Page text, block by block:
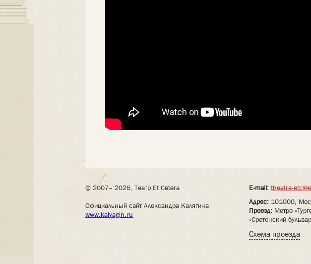
© 2007– 2026, Театр Et Cetera
Официальный сайт Александра Калягина
www.kalyagin.ru
E-mail: theatre-
Адрес: 101000,
Проезд: Метро
«Сретенский
Схема проезда